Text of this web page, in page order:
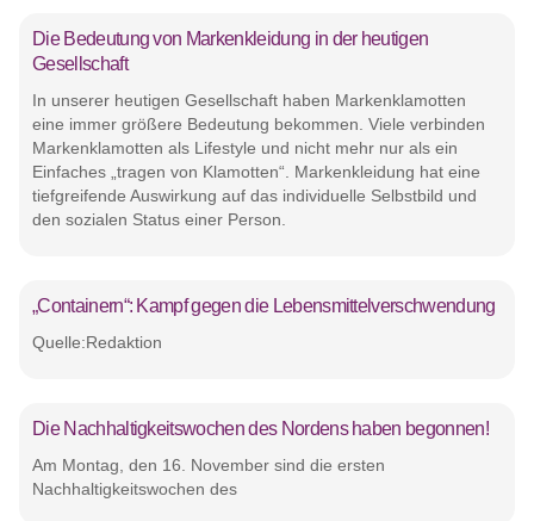
Die Bedeutung von Markenkleidung in der heutigen
Gesellschaft
In unserer heutigen Gesellschaft haben Markenklamotten
eine immer größere Bedeutung bekommen. Viele verbinden
Markenklamotten als Lifestyle und nicht mehr nur als ein
Einfaches „tragen von Klamotten“. Markenkleidung hat eine
tiefgreifende Auswirkung auf das individuelle Selbstbild und
den sozialen Status einer Person.
„Containern“: Kampf gegen die Lebensmittelverschwendung
Quelle:Redaktion
Die Nachhaltigkeitswochen des Nordens haben begonnen!
Am Montag, den 16. November sind die ersten
Nachhaltigkeitswochen des